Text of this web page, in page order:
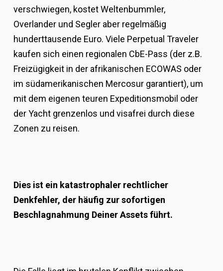
verschwiegen, kostet Weltenbummler,
Overlander und Segler aber regelmäßig
hunderttausende Euro. Viele Perpetual Traveler
kaufen sich einen regionalen CbE-Pass (der z.B.
Freizügigkeit in der afrikanischen ECOWAS oder
im südamerikanischen Mercosur garantiert), um
mit dem eigenen teuren Expeditionsmobil oder
der Yacht grenzenlos und visafrei durch diese
Zonen zu reisen.
Dies ist ein katastrophaler rechtlicher
Denkfehler, der häufig zur sofortigen
Beschlagnahmung Deiner Assets führt.